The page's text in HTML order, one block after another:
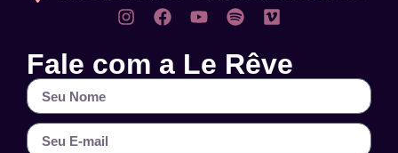
Fale com a Le Rêve